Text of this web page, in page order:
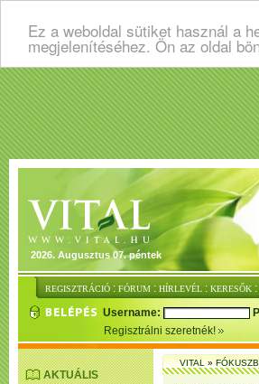
Ez a weboldal sütiket használ a
megjelenítéséhez. Ön az oldal
2026. Augusztus 07. péntek
REGISZTRÁCIÓ : FÓRUM : HÍRLEVÉL : KERESŐK :
Username:
Regisztrálni szeretnék!
AKTUÁLIS
VITAL»